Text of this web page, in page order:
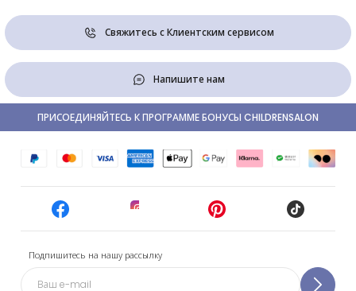
Свяжитесь с Клиентским сервисом
Напишите нам
Подпишитесь на нашу рассылку
ПРИСОЕДИНЯЙТЕСЬ К ПРОГРАММЕ БОНУСЫ CHILDRENSALON